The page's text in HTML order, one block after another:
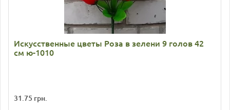
Искусственные цветы Роза в зелени 9 голов 42
см ю-1010
31.75 грн.